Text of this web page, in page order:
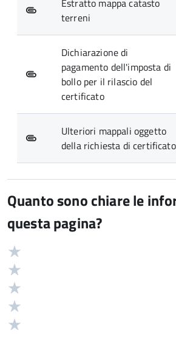
Estratto mappa catasto
terreni
Dichiarazione di
pagamento dell'imposta di
bollo per il rilascio del
certificato
Ulteriori mappali oggetto
della richiesta di certificato
Quanto sono chiare le
questa pagina?
Valutazione